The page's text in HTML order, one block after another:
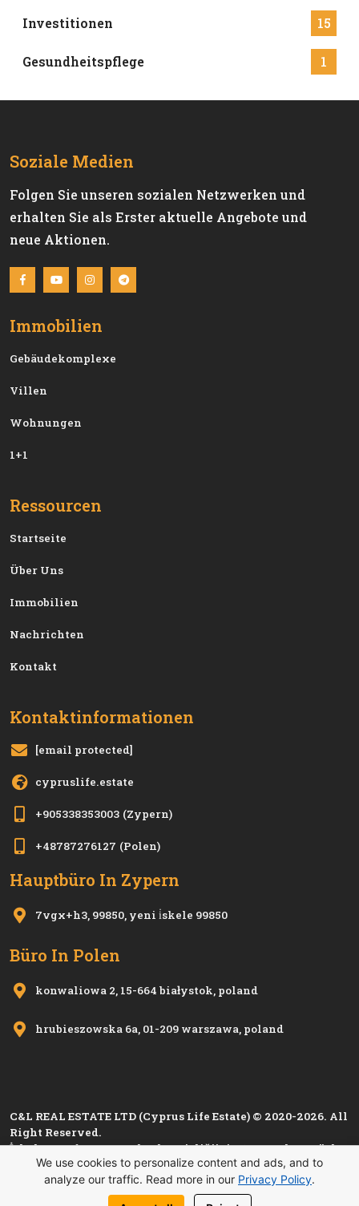
Investitionen 15
Gesundheitspflege 1
Soziale Medien
Folgen Sie unseren sozialen Netzwerken und
erhalten Sie als Erster aktuelle Angebote und
neue Aktionen.
Immobilien
Gebäudekomplexe
Villen
Wohnungen
1+1
Ressourcen
Startseite
Über Uns
Immobilien
Nachrichten
Kontakt
Kontaktinformationen
[email protected]
cypruslife.estate
+905338353003 (Zypern)
+48787276127 (Polen)
Hauptbüro In Zypern
7vgx+h3, 99850, yeni i̇skele 99850
Büro In Polen
konwaliowa 2, 15-664 białystok, poland
hrubieszowska 6a, 01-209 warszawa, poland
C&L REAL ESTATE LTD (Cyprus Life Estate) © 2020-2026. All
Right Reserved.
İskele Esnaf ve Zanaatkarlar Birliği'nin 1280, Kıbrıs Türk
Esnaf ve Zanaatkarlar Odası'nın i 1501sicil numarası ile
kayıtlı üyesidir.
Datenschutzbestimmungen
We use cookies to personalize content and ads, and to
analyze our traffic. Read more in our Privacy Policy.